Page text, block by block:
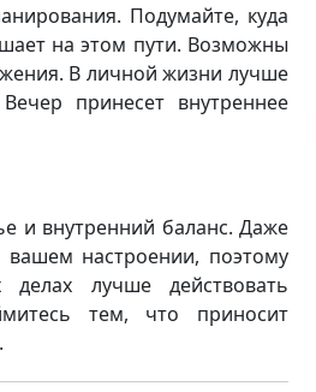
Подумайте, куда
на этом пути. Возможны
В личной жизни лучше
принесет внутреннее
и внутренний баланс. Даже
вашем настроении, поэтому
лучше действовать
тем, что приносит